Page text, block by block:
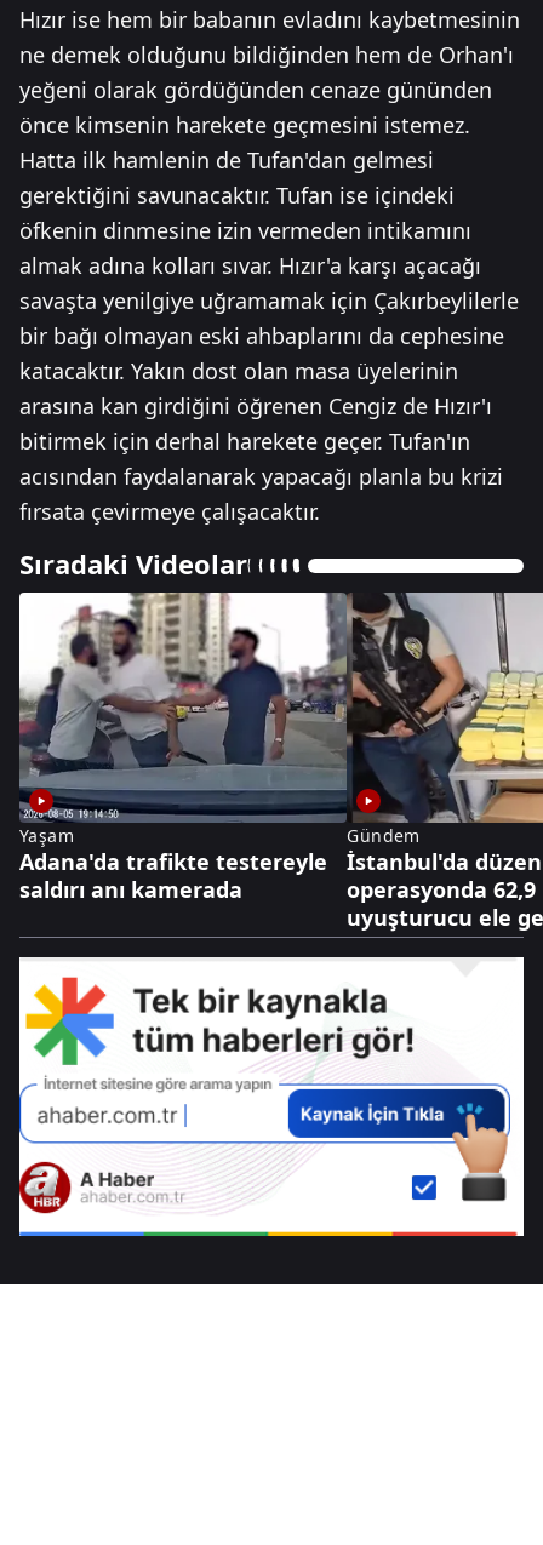
Hızır ise hem bir babanın evladını kaybetmesinin
ne demek olduğunu bildiğinden hem de Orhan'ı
yeğeni olarak gördüğünden cenaze gününden
önce kimsenin harekete geçmesini istemez.
Hatta ilk hamlenin de Tufan'dan gelmesi
gerektiğini savunacaktır. Tufan ise içindeki
öfkenin dinmesine izin vermeden intikamını
almak adına kolları sıvar. Hızır'a karşı açacağı
savaşta yenilgiye uğramamak için Çakırbeylilerle
bir bağı olmayan eski ahbaplarını da cephesine
katacaktır. Yakın dost olan masa üyelerinin
arasına kan girdiğini öğrenen Cengiz de Hızır'ı
bitirmek için derhal harekete geçer. Tufan'ın
acısından faydalanarak yapacağı planla bu krizi
fırsata çevirmeye çalışacaktır.
Sıradaki Videolar
Yaşam
Adana'da trafikte testereyle
saldırı anı kamerada
Gündem
İstanbul'da
operasyonda
uyuşturucu ele